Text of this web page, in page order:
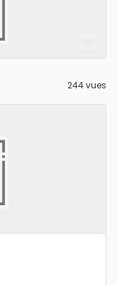
244 vues